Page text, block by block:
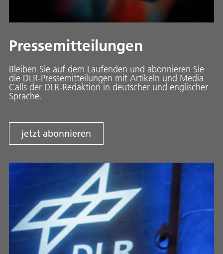
Pressemitteilungen
Bleiben Sie auf dem Laufenden und abonnieren Sie
die DLR-Pressemitteilungen mit Artikeln und Media
Calls der DLR-Redaktion in deutscher und englischer
Sprache.
jetzt abonnieren